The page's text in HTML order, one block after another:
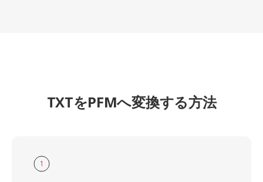
TXTをPFMへ変換する方法
1